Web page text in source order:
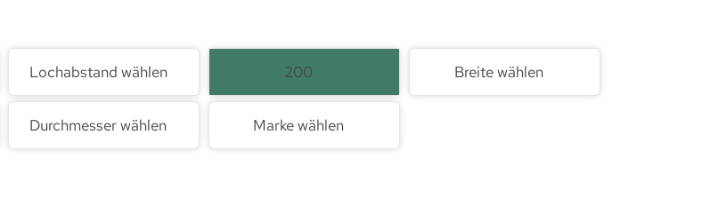
Lochabstand wählen 200 Breite wählen
Durchmesser wählen Marke wählen